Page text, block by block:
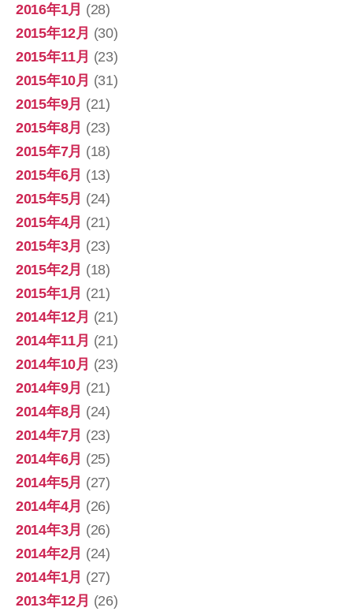
2016年1月 (28)
2015年12月 (30)
2015年11月 (23)
2015年10月 (31)
2015年9月 (21)
2015年8月 (23)
2015年7月 (18)
2015年6月 (13)
2015年5月 (24)
2015年4月 (21)
2015年3月 (23)
2015年2月 (18)
2015年1月 (21)
2014年12月 (21)
2014年11月 (21)
2014年10月 (23)
2014年9月 (21)
2014年8月 (24)
2014年7月 (23)
2014年6月 (25)
2014年5月 (27)
2014年4月 (26)
2014年3月 (26)
2014年2月 (24)
2014年1月 (27)
2013年12月 (26)